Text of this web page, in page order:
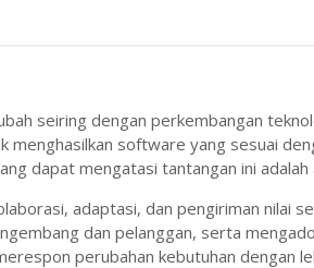
seiring dengan perkembangan
menghasilkan software yang sesuai
dapat mengatasi tantangan ini adalah
adaptasi, dan pengiriman nilai
dan pelanggan, serta
perubahan kebutuhan dengan